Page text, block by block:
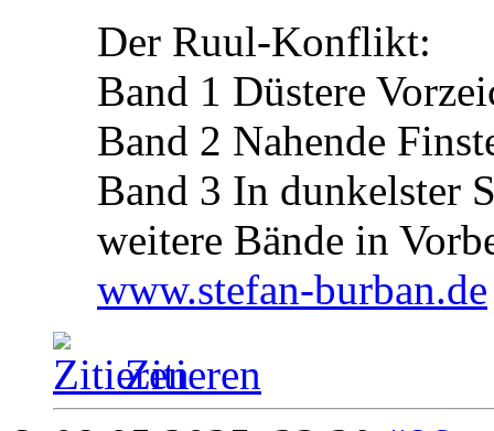
Der Ruul-Konflikt:
Band 1 Düstere
Band 2 Nahende
Band 3 In dunkelster
weitere Bände in
www.stefan-burban.de
Zitieren